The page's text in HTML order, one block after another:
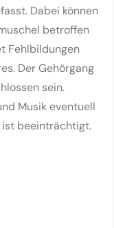
Dabei können
betroffen
Fehlbildungen
Der Gehörgang
sein.
Musik eventuell
ist beeinträchtigt.